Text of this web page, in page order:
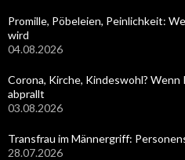
Promille, Pöbeleien, Peinlichkeit:
wird
04.08.2026
Corona, Kirche, Kindeswohl?
abprallt
03.08.2026
Transfrau im Männergriff:
28.07.2026